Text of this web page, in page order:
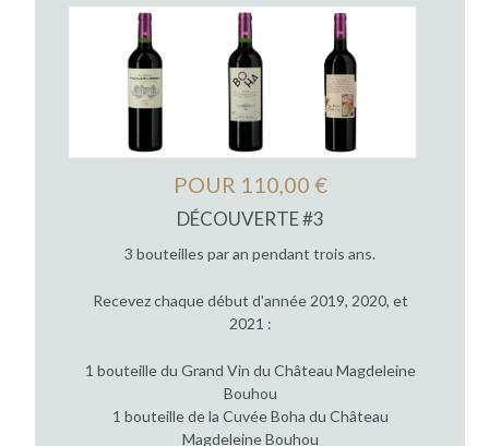
POUR 110,00 €
DÉCOUVERTE #3
3 bouteilles par an pendant trois ans.
Recevez chaque début d'année 2019, 2020, et
2021 :
1 bouteille du Grand Vin du Château Magdeleine
Bouhou
1 bouteille de la Cuvée Boha du Château
Magdeleine Bouhou